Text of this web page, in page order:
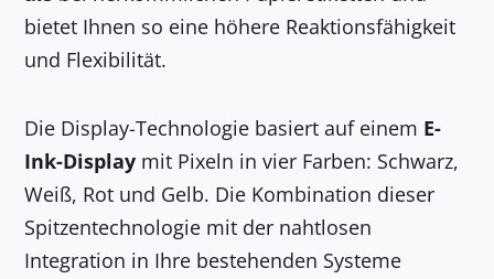
bietet Ihnen so eine höhere Reaktionsfähigkeit
und Flexibilität.
Die Display-Technologie basiert auf einem E-
Ink-Display mit Pixeln in vier Farben: Schwarz,
Weiß, Rot und Gelb. Die Kombination dieser
Spitzentechnologie mit der nahtlosen
Integration in Ihre bestehenden Systeme